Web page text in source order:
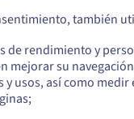
automáticas:
vencimientopara
también
de rendimiento y
mejorar su
y usos, así como